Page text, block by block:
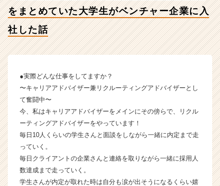
チ
ャ
に
社
し
話
式
会
H
R
t
をまとめていた大学生がベンチャー企業に入
社した話
●実際どんな仕事をしてますか？
〜キャリアアドバイザー兼リクルーティングアドバイザーとし
て奮闘中〜
今、私はキャリアアドバイザーをメインにその傍らで、リクル
ーティングアドバイザーをやっています！
毎日10人くらいの学生さんと面談をしながら一緒に内定まで走
っていく。
毎日クライアントの企業さんと連絡を取りながら一緒に採用人
数達成まで走っていく。
学生さんが内定が取れた時は自分も涙が出そうになるくらい嬉